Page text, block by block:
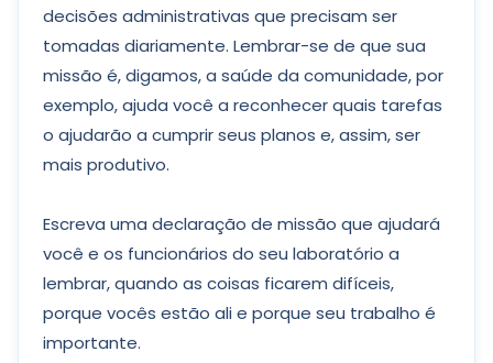
decisões administrativas que precisam ser
tomadas diariamente. Lembrar-se de que sua
missão é, digamos, a saúde da comunidade, por
exemplo, ajuda você a reconhecer quais tarefas
o ajudarão a cumprir seus planos e, assim, ser
mais produtivo.
Escreva uma declaração de missão que ajudará
você e os funcionários do seu laboratório a
lembrar, quando as coisas ficarem difíceis,
porque vocês estão ali e porque seu trabalho é
importante.